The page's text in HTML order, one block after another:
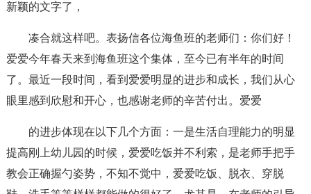
新颖的文字了，
凑合就这样吧。表扬信各位海鱼班的老师们：你们好！
爱爱今年春天来到海鱼班这个集体，至今已有半年的时间
了。最近一段时间，看到爱爱明显的进步和成长，我们从心
眼里感到欣慰和开心，也感谢老师的辛苦付出。爱爱
的进步体现在以下几个方面：一是生活自理能力的明显
提高刚上幼儿园的时候，爱爱吃饭并不利索，是老师手把手
教会正确握勺姿势，不知不觉中，爱爱吃饭、脱衣、穿脱